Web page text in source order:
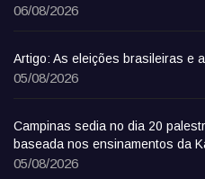
06/08/2026
Artigo: As eleições brasileiras e
05/08/2026
Campinas sedia no dia 20
baseada nos ensinamentos da
05/08/2026